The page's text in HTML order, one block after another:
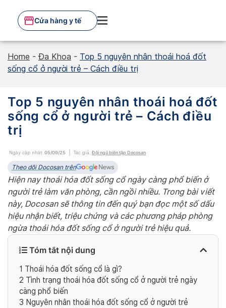
content
Cửa hàng y tế
Home - Đa Khoa - Top 5 nguyên nhân thoái hoá đốt
sống cổ ở người trẻ – Cách điều trị
Top 5 nguyên nhân thoái hoá đốt
sống cổ ở người trẻ – Cách điều
trị
Ngày cập nhật: 05/09/25 Tác giả: Đội ngũ biên tập Docosan
Theo dõi Docosan trên
Hiện nay thoái hóa đốt sống cổ ngày càng phổ biến ở
người trẻ làm văn phòng, cần ngồi nhiều. Trong bài viết
này, Docosan sẽ thông tin đến quý bạn đọc một số dấu
hiệu nhận biết, triệu chứng và các phương pháp phòng
ngừa thoái hóa đốt sống cổ ở người trẻ hiệu quả.
Tóm tắt nội dung
1 Thoái hóa đốt sống cổ là gì?
2 Tình trạng thoái hóa đốt sống cổ ở người trẻ ngày
càng phổ biến
3 Nguyên nhân thoái hóa đốt sống cổ ở người trẻ